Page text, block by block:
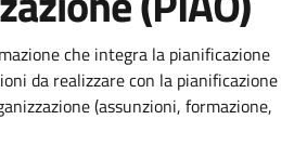
che integra la pianificazione
da realizzare con la pianificazione
(assunzioni, formazione,